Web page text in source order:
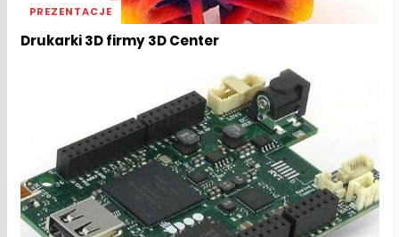
PREZENTACJE
Drukarki 3D firmy 3D Center